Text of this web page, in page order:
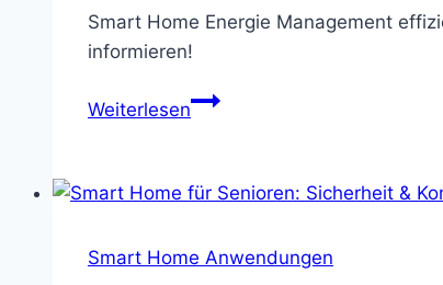
Smart Home Energie Management
informieren!
WeiterlesenSmart
Management:
sparen
Smart Home Anwendungen